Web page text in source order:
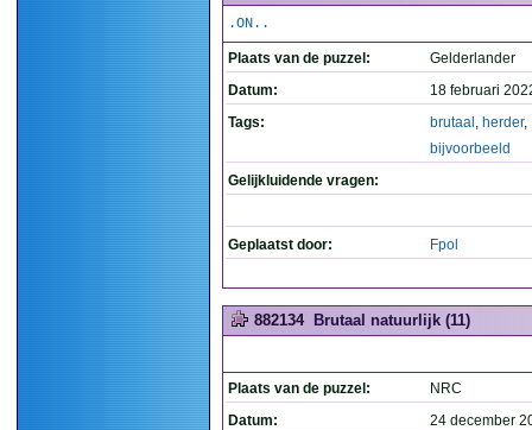
.ON..
Plaats van de puzzel:
Gelderlander
Datum:
18 februari
Tags:
brutaal , herder,
bijvoorbeeld
Gelijkluidende vragen:
Geplaatst door: Fpol
882134 Brutaal natuurlijk (11)
Plaats van de puzzel:
NRC
Datum:
24 december